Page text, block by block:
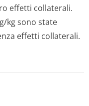
effetti collaterali.
kg sono state
effetti collaterali.